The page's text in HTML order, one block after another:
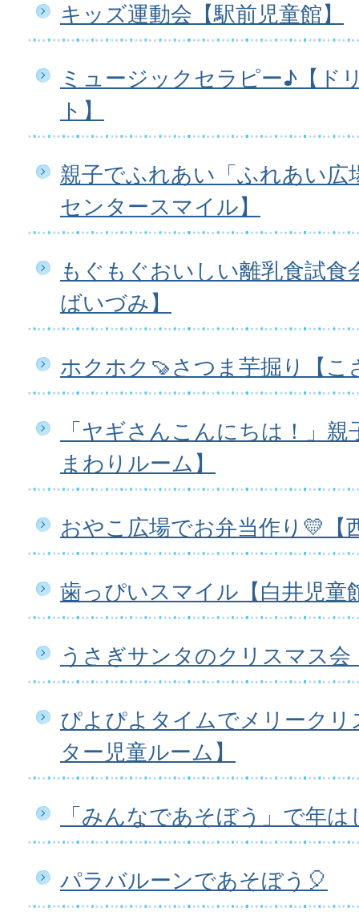
キッズ運動会【駅前児童館】
ミュージックセラピー♪【ド
ト】
親子でふれあい「ふれあい広
センタースマイル】
もぐもぐおいしい離乳食試食
ばいづみ】
ホクホク🍠さつま芋掘り【こ
「ヤギさんこんにちは！」
まわりルーム】
おやこ広場でお弁当作り💛【
歯っぴいスマイル【白井児童
うさぎサンタのクリスマス会
ぴよぴよタイムでメリーク
ター児童ルーム】
「みんなであそぼう」で年は
パラバルーンであそぼう🎈